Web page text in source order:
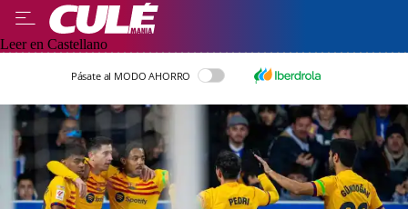
Leer en Castellano
Pásate al MODO AHORRO